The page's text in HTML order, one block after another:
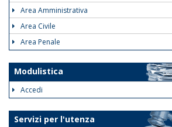
Area Amministrativa
Area Civile
Area Penale
Modulistica
Accedi
Servizi per l'utenza